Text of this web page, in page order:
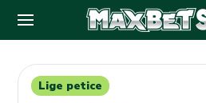
contentLige petice